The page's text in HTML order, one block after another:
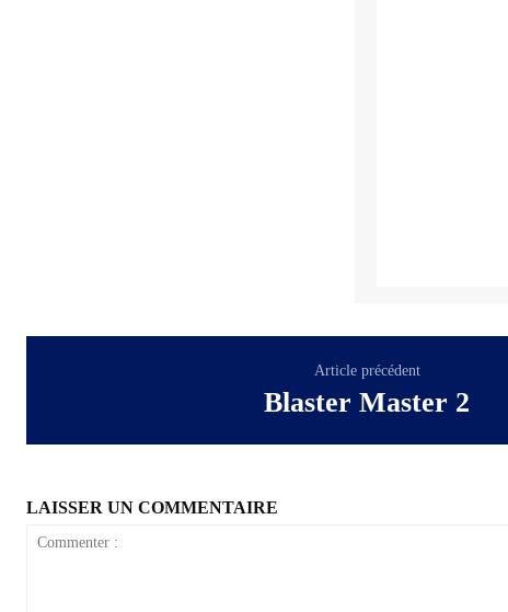
Article précédent
Blaster Master 2
LAISSER UN COMMENTAIRE